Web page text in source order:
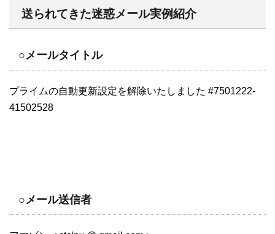
送られてきた迷惑メール実例紹介
○メールタイトル
プライムの自動更新設定を解除いたしました #7501222-
41502528
○メール送信者